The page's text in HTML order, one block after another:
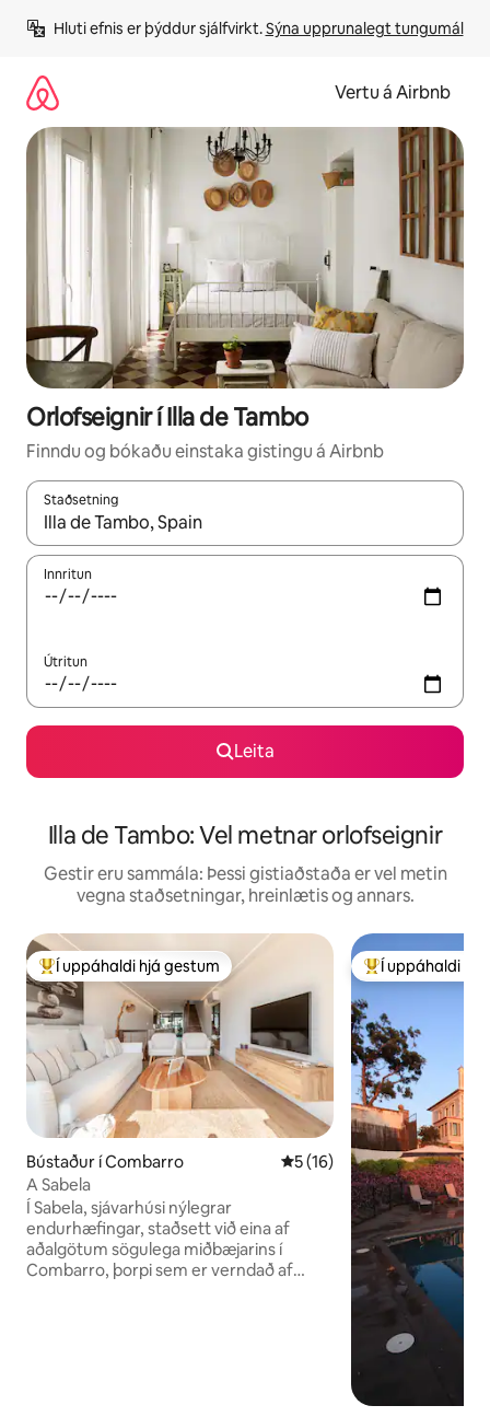
beint
Hluti efnis er þýddur sjálfvirkt. Sýna upprunalegt tungumál
Vertu á Airbnb
Orlofseignir í Illa de Tambo
Finndu og bókaðu einstaka gistingu á Airbnb
Staðsetning
Þegar niðurstöður liggja fyrir skaltu nota upp og niður
Innritun
Útritun
Leita
Illa de Tambo: Vel metnar orlofseignir
Gestir eru sammála: Þessi gistiaðstaða er vel metin
vegna staðsetningar, hreinlætis og annars.
Í mestu uppáhaldi hjá gestum
Í uppáhaldi hjá gestum
Bústaður í Combarro 5 af 5 í meðaleinkunn, 16
5 (16)
A Sabela
Í Sabela, sjávarhúsi nýlegrar
endurhæfingar, staðsett við eina af
aðalgötum sögulega miðbæjarins í
Combarro, þorpi sem er verndað af
Í mestu
Í uppáhaldi